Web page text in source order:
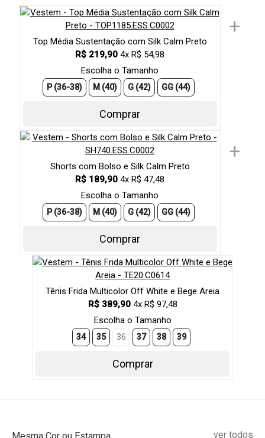
Top Média Sustentação com Silk Calm Preto
R$ 219,90 4x R$ 54,98
Escolha o Tamanho
P (36-38) M (40) G (42) GG (44)
Comprar
+
Shorts com Bolso e Silk Calm Preto
R$ 189,90 4x R$ 47,48
Escolha o Tamanho
P (36-38) M (40) G (42) GG (44)
Comprar
+
Tênis Frida Multicolor Off White e Bege Areia
R$ 389,90 4x R$ 97,48
Escolha o Tamanho
34 35 36 37 38 39
Comprar
ver todos